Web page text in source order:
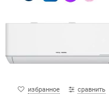
избранное сравнить